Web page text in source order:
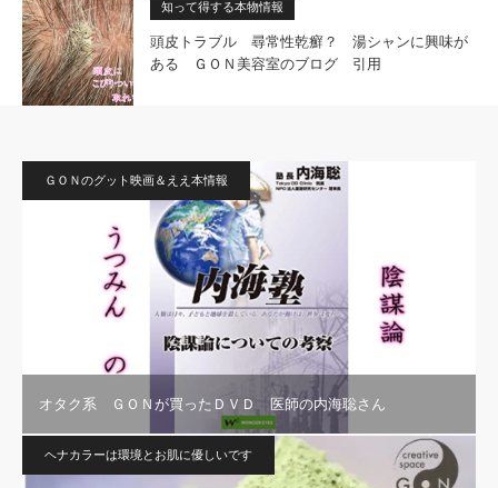
知って得する本物情報
頭皮トラブル 尋常性乾癬？ 湯シャンに興味が
ある ＧＯＮ美容室のブログ 引用
ＧＯＮのグット映画＆ええ本情報
オタク系 ＧＯＮが買ったＤＶＤ 医師の内海聡さん
ヘナカラーは環境とお肌に優しいです